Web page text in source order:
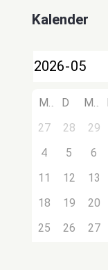
Kalender
M D M
27
28 29
4
5 6
11
12 13
18
19 20
25
26 27